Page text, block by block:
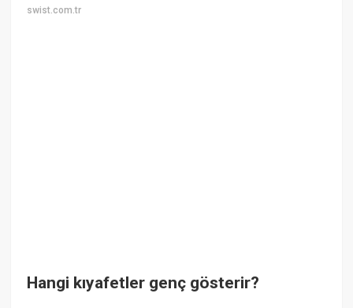
swist.com.tr
Hangi kıyafetler genç gösterir?